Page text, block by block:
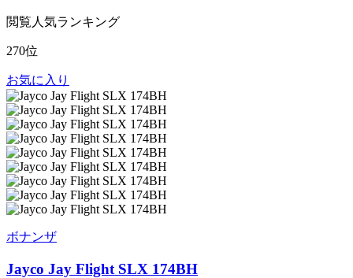
閲覧人気ランキング
270位
お気に入り
ボナンザ
Jayco Jay Flight SLX 174BH